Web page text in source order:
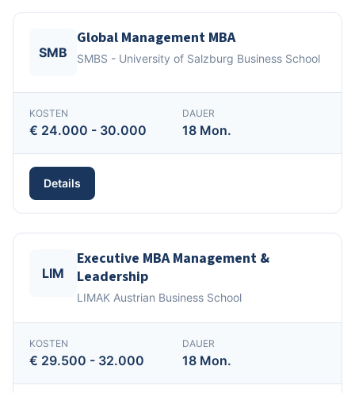
SMB
Global Management MBA
SMBS - University of Salzburg Business School
KOSTEN
€ 24.000 - 30.000
DAUER
18 Mon.
Details
LIM
Executive MBA Management &
Leadership
LIMAK Austrian Business School
KOSTEN
€ 29.500 - 32.000
DAUER
18 Mon.